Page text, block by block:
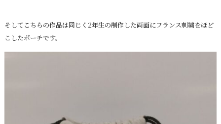
そしてこちらの作品は同じく2年生の制作した両面にフランス刺繍をほど
こしたポーチです。